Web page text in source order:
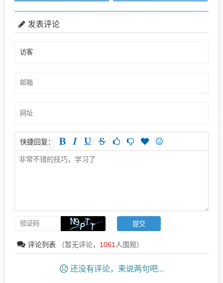
发表评论
快捷回复：
评论列表 （暂无评论， 1061 人围观）
还没有评论，来说两句吧...